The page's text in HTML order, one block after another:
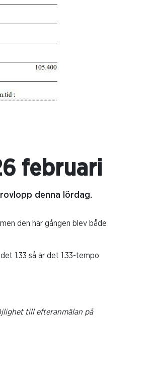
februari
denna lördag.
den här gången blev både
1.33 så är det 1.33-tempo
till efteranmälan på